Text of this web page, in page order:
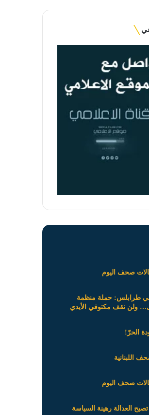
صحف اليوم
في طرابلس: حملة منظمة
ولن نقف مكتوفي الأيدي
الحرّ!
اللبنانية
صحف اليوم
العدالة رهينة السياسة